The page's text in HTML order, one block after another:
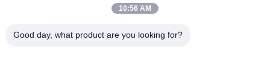
10:56 AM
Good day, what product are you looking for?